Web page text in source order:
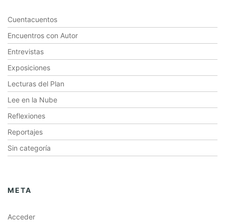
Cuentacuentos
Encuentros con Autor
Entrevistas
Exposiciones
Lecturas del Plan
Lee en la Nube
Reflexiones
Reportajes
Sin categoría
META
Acceder